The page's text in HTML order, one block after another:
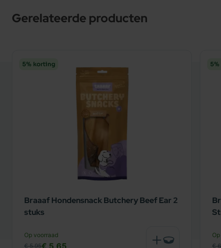
Gerelateerde producten
5% korting
Braaaf Hondensnack Butchery Beef Ear 2
stuks
Op voorraad
€ 5,95€ 5,65
€